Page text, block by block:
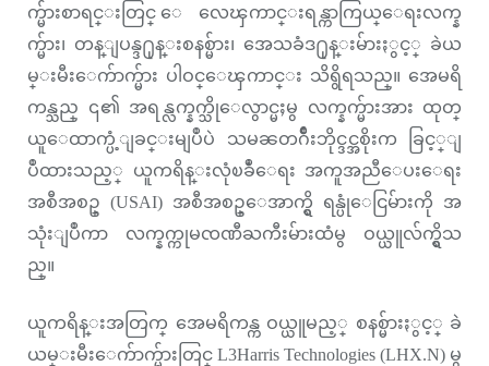
က္မ်ားစာရင္းတြင္ ေလေၾကာင္းရန္ကာကြယ္ေရးလက္န
က္မ်ား၊ တန္ျပန္ဒ႐ုန္းစနစ္မ်ား၊ အေသခံဒ႐ုန္းမ်ားႏွင့္ ခဲယ
မ္းမီးေက်ာက္မ်ား ပါဝင္ေၾကာင္း သိရွိရသည္။ အေမရိ
ကန္သည္ ၎၏ အရန္လက္နက္သိုေလွာင္မႈမွ လက္နက္မ်ားအား ထုတ္
ယူေထာက္ပံ့ျခင္းမျပဳပဲ သမၼတဂ်ိဳးဘိုင္ဒင္အစိုးက ခြင့္ျ
ပဳထားသည့္ ယူကရိန္းလုံၿခဳံေရး အကူအညီေပးေရး
အစီအစဥ္ (USAI) အစီအစဥ္ေအာက္ရွိ ရန္ပုံေငြမ်ားကို အ
သုံးျပဳကာ လက္နက္ကုမၸဏီႀကီးမ်ားထံမွ ဝယ္ယူလ်က္ရွိသ
ည္။
ယူကရိန္းအတြက္ အေမရိကန္က ဝယ္ယူမည့္ စနစ္မ်ားႏွင့္ ခဲ
ယမ္းမီးေက်ာက္မ်ားတြင္ L3Harris Technologies (LHX.N) မွ